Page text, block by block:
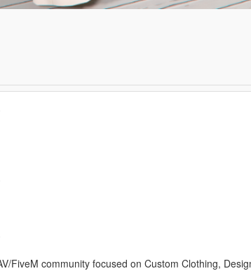
FiveM community focused on Custom Clothing,